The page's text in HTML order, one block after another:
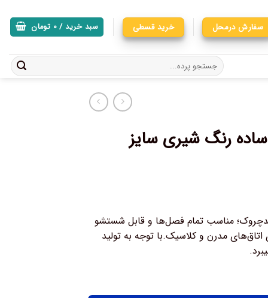
سفارش درمحل خرید قسطی سبد خرید / ۰ تومان
رنگ شیری سایز
مناسب تمام فصل‌ها و قابل شستشو
مدرن و کلاسیک.با توجه به تولید